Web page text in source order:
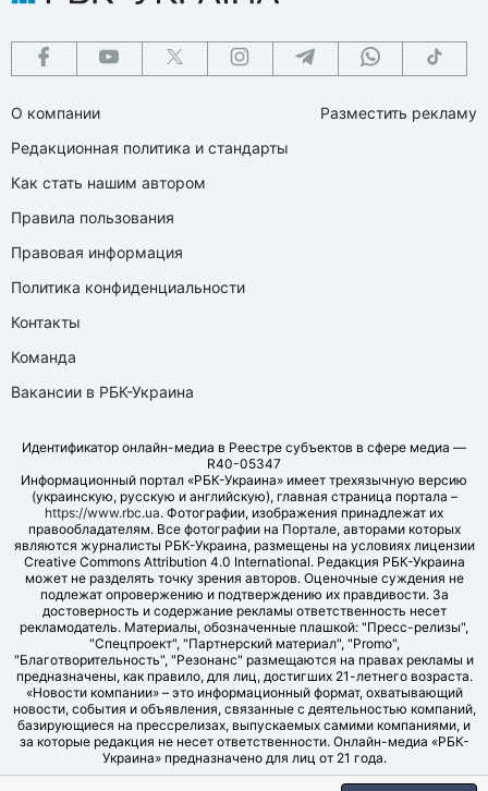
О компании
Редакционная политика и стандарты
Как стать нашим автором
Правила пользования
Правовая информация
Политика конфиденциальности
Контакты
Команда
Вакансии в РБК-Украина
Разместить рекламу
Идентификатор онлайн-медиа в Реестре субъектов в сфере медиа —
R40-05347
Информационный портал «РБК-Украина» имеет трехязычную версию
(украинскую, русскую и английскую), главная страница портала –
https://www.rbc.ua. Фотографии, изображения принадлежат их
правообладателям. Все фотографии на Портале, авторами которых
являются журналисты РБК-Украина, размещены на условиях лицензии
Creative Commons Attribution 4.0 International. Редакция РБК-Украина
может не разделять точку зрения авторов. Оценочные суждения не
подлежат опровержению и подтверждению их правдивости. За
достоверность и содержание рекламы ответственность несет
рекламодатель. Материалы, обозначенные плашкой: "Пресс-релизы",
"Спецпроект", "Партнерский материал", "Promo",
"Благотворительность", "Резонанс" размещаются на правах рекламы и
предназначены, как правило, для лиц, достигших 21-летнего возраста.
«Новости компании» – это информационный формат, охватывающий
новости, события и объявления, связанные с деятельностью компаний,
базирующиеся на прессрелизах, выпускаемых самими компаниями, и
за которые редакция не несет ответственности. Онлайн-медиа «РБК-
Украина» предназначено для лиц от 21 года.